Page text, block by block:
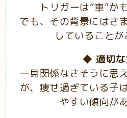
トリガーは“車”か
でも、その背景にはさ
していることが
◆ 適切
一見関係なさそうに思
が、痩せ過ぎている子
やすい傾向が